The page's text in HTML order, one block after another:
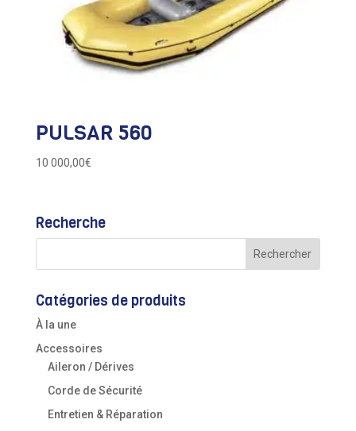
PULSAR 560
10 000,00€
Recherche
Catégories de produits
À la une
Accessoires
Aileron / Dérives
Corde de Sécurité
Entretien & Réparation